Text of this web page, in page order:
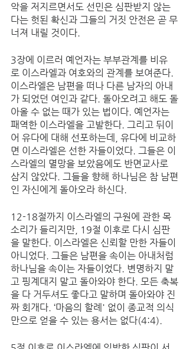
악을 저지르면서도 선민은 심판받지 않는
다는 헛된 확신과 그들의 거짓 안전은 곧 무
너져 내릴 것이다.
3장에 이르러 예언자는 부부관계를 비유
로 이스라엘과 여호와의 관계를 보여준다.
이스라엘은 남편을 떠나 다른 남자의 아내
가 되었던 여인과 같다. 돌아오려고 해도 돌
아올 수 없는 때가 있는 법이다. 예언자는
패역한 이스라엘을 고발한다. 그리고 뒤이
어 유다에 대해 선포하는데, 유다에 비교하
면 이스라엘은 선한 자들이었다. 그들은 이
스라엘의 멸망을 보았음에도 반면교사로
삼지 않았다. 그들을 향해 하나님은 참 남편
인 자신에게 돌아오라 하신다.
12-18절까지 이스라엘의 구원에 관한 목
소리가 들리지만, 19절 이후로 다시 심판
을 말한다. 이스라엘은 신뢰할 만한 자들이
아니었다. 그들은 남편을 속이는 아내처럼
하나님을 속이는 자들이었다. 변명하지 말
고 핑계대지 말고 돌아와야 한다. 모든 축복
을 다 거두셔도 좋다고 말하며 돌아와야 진
짜 회개다. ‘마음의 할례' 없이 종교적 의식
만으로 얻을 수 있는 용서는 없다(4:4).